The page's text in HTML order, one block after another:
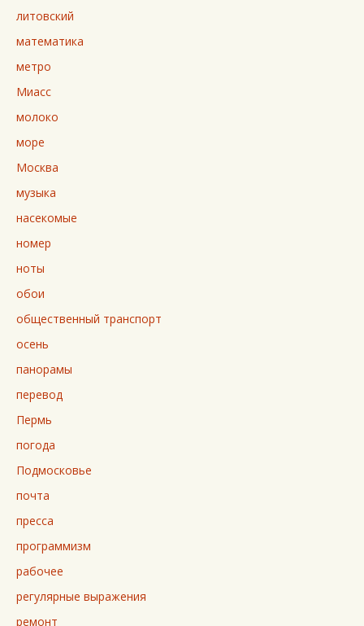
литовский
математика
метро
Миасс
молоко
море
Москва
музыка
насекомые
номер
ноты
обои
общественный транспорт
осень
панорамы
перевод
Пермь
погода
Подмосковье
почта
пресса
программизм
рабочее
регулярные выражения
ремонт